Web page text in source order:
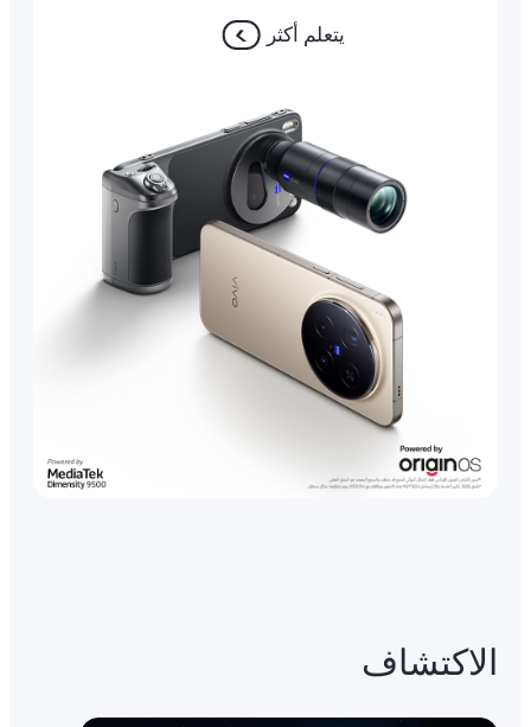
يتعلم أكثر
الاكتشاف